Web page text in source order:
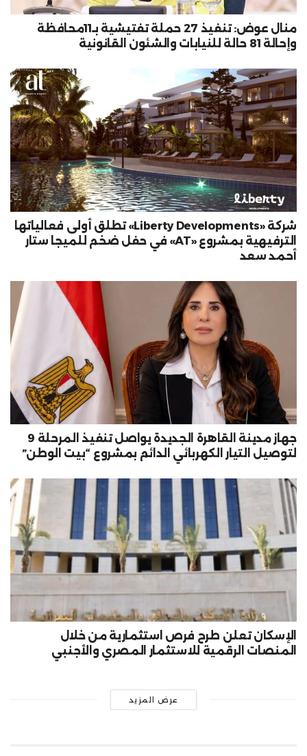
منال عوض: تنفيذ 27 حملة تفتيشية بـ11محافظة
وإحالة 81 حالة للنيابات والشئون القانونية
شركة «Liberty Developments» تطلق أولى فعالياتها
الترفيهية بمشروع «AT» في حفل ضخم للميجا ستار
أحمد سعد
جهاز مدينة القاهرة الجديدة يواصل تنفيذ المرحلة 9
لتوصيل التيار الكهربائي الدائم بمشروع “بيت الوطن”
الإسكان تعلن طرح فرص استثمارية من خلال
المنصات الرقمية للاستثمار المصري والأجنبي
عرض المزيد